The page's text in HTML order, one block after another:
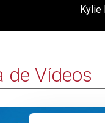
Kylie
de Vídeos